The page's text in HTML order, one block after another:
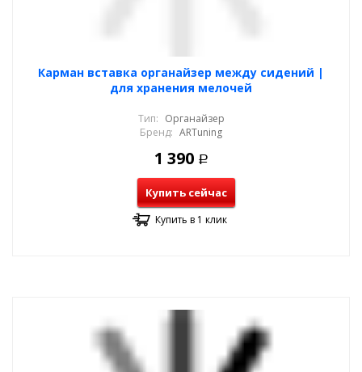
Карман вставка органайзер между сидений |
для хранения мелочей
Тип: Органайзер
Бренд: ARTuning
1 390 Р
Купить сейчас
Купить в 1 клик